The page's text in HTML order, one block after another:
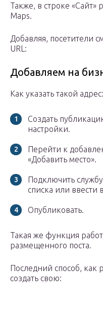
Также, в строке «Сайт»
Maps.
Добавляя, посетители
URL:
Добавляем на
Как указать такой адрес:
Создать
настройки.
Перейти к
«Добавить место».
Подключить
списка или ввести
Опубликовать.
Такая же функция
размещенного поста.
Последний способ, как
создать свою: